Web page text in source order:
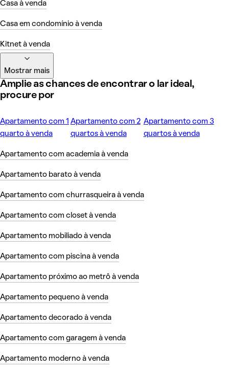
Casa à venda
Casa em condomínio à venda
Kitnet à venda
Mostrar mais
Amplie as chances de encontrar o lar ideal,
procure por
Apartamento com 1
quarto à venda
Apartamento com 2
quartos à venda
Apartamento com 3
quartos à venda
Apartamento com academia à venda
Apartamento barato à venda
Apartamento com churrasqueira à venda
Apartamento com closet à venda
Apartamento mobiliado à venda
Apartamento com piscina à venda
Apartamento próximo ao metrô à venda
Apartamento pequeno à venda
Apartamento decorado à venda
Apartamento com garagem à venda
Apartamento moderno à venda